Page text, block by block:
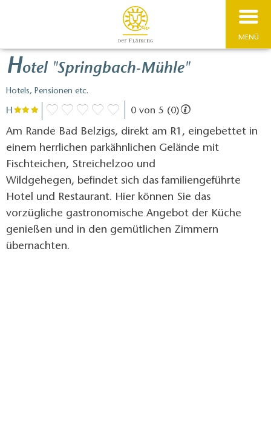
MENÜ
Hotel "Springbach-Mühle"
Hotels, Pensionen etc.
H 0 von 5 (0)
Am Rande Bad Belzigs, direkt am R1, eingebettet in
einem herrlichen parkähnlichen Gelände mit
Fischteichen, Streichelzoo und
Wildgehegen, befindet sich das familiengeführte
Hotel und Restaurant. Hier können Sie das
vorzügliche gastronomische Angebot der Küche
genießen und in den gemütlichen Zimmern
übernachten.